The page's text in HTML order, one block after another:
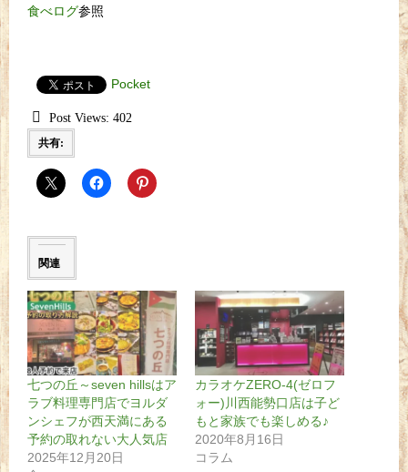
食べログ参照
Pocket
Post Views: 402
共有:
関連
七つの丘～seven hillsはア
ラブ料理専門店でヨルダ
ンシェフが西天満にある
予約の取れない大人気店
2025年12月20日
カラオケZERO-4(ゼロフ
ォー)川西能勢口店は子ど
もと家族でも楽しめる♪
2020年8月16日
コラム